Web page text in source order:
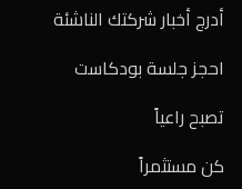
أدرج أخبار شركتك الناشئة
احجز جلسة بودكاست
تصبح راعياً
كن مستثمراً